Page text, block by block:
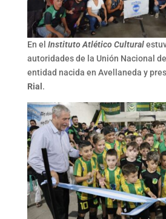
En el Instituto Atlético Cultural
autoridades de la Unión Nacional
entidad nacida en Avellaneda y
Rial .